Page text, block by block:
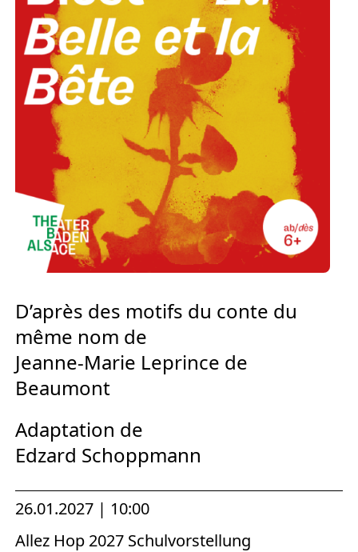
Europäischen Forum am Rhein
Förderer und Partner Theater BAden
ALsace
Services
D’après des motifs du conte du
même nom de
Jeanne-Marie Leprince de
Beaumont
Adaptation de
Edzard Schoppmann
26.01.2027 | 10:00
Allez Hop 2027 Schulvorstellung